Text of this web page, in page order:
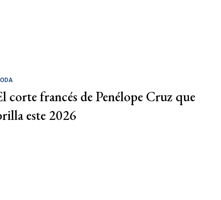
corte francés de Penélope Cruz que
este 2026